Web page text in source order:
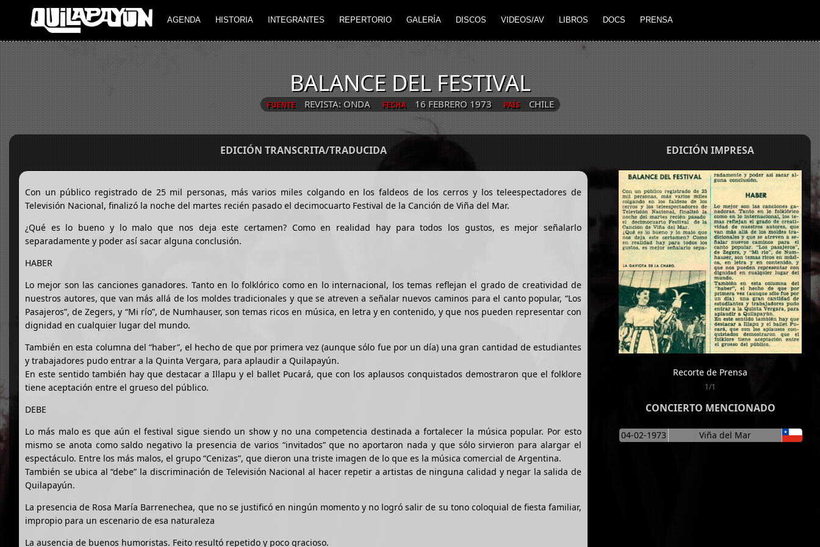
AGENDA HISTORIA INTEGRANTES REPERTORIO GALERÍA DISCOS VIDEOS/AV LIBROS DOCS PRENSA
BALANCE DEL FESTIVAL
FUENTE REVISTA: ONDA FECHA 16 FEBRERO 1973 PAÍS CHILE
EDICIÓN TRANSCRITA/TRADUCIDA
Con un público registrado de 25 mil personas, más varios miles colgando en los faldeos de los cerros y los teleespectadores de
Televisión Nacional, finalizó la noche del martes recién pasado el decimocuarto Festival de la Canción de Viña del Mar.
¿Qué es lo bueno y lo malo que nos deja este certamen? Como en realidad hay para todos los gustos, es mejor señalarlo
separadamente y poder así sacar alguna conclusión.
HABER
Lo mejor son las canciones ganadores. Tanto en lo folklórico como en lo internacional, los temas reflejan el grado de creatividad de
nuestros autores, que van más allá de los moldes tradicionales y que se atreven a señalar nuevos caminos para el canto popular, “Los
Pasajeros”, de Zegers, y “Mi río”, de Numhauser, son temas ricos en música, en letra y en contenido, y que nos pueden representar con
dignidad en cualquier lugar del mundo.
También en esta columna del “haber”, el hecho de que por primera vez (aunque sólo fue por un día) una gran cantidad de estudiantes
y trabajadores pudo entrar a la Quinta Vergara, para aplaudir a Quilapayún.
En este sentido también hay que destacar a Illapu y el ballet Pucará, que con los aplausos conquistados demostraron que el folklore
tiene aceptación entre el grueso del público.
DEBE
Lo más malo es que aún el festival sigue siendo un show y no una competencia destinada a fortalecer la música popular. Por esto
mismo se anota como saldo negativo la presencia de varios “invitados” que no aportaron nada y que sólo sirvieron para alargar el
espectáculo. Entre los más malos, el grupo “Cenizas”, que dieron una triste imagen de lo que es la música comercial de Argentina.
También se ubica al “debe” la discriminación de Televisión Nacional al hacer repetir a artistas de ninguna calidad y negar la salida de
Quilapayún.
La presencia de Rosa María Barrenechea, que no se justificó en ningún momento y no logró salir de su tono coloquial de fiesta familiar,
impropio para un escenario de esa naturaleza
La ausencia de buenos humoristas. Feito resultó repetido y poco gracioso.
EDICIÓN IMPRESA
Recorte de Prensa
1/1
CONCIERTO MENCIONADO
04-02-1973 Viña del Mar